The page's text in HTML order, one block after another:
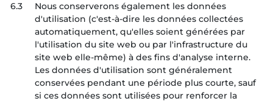
6.3
Nous conserverons également les données
d'utilisation (c'est-à-dire les données collectées
automatiquement, qu'elles soient générées par
l'utilisation du site web ou par l'infrastructure du
site web elle-même) à des fins d'analyse interne.
Les données d'utilisation sont généralement
conservées pendant une période plus courte, sauf
si ces données sont utilisées pour renforcer la